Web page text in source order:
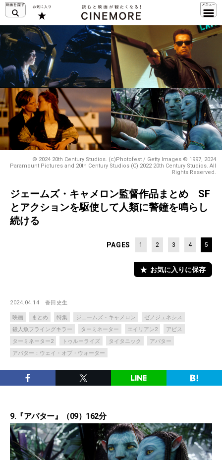
© 2024 20th Century Studios. (c)Photofest / Getty Images © 1997, 2024
Paramount Pictures and 20th Century Studios (C) 2022 20th Century Studios. All
Rights Reserved.
ジェームズ・キャメロン監督作品まとめ SF
とアクションを駆使して人類に警鐘を鳴らし
続ける
PAGES 1 2 3 4 5
お気に入りに保存
2024.04.14 香田史生
映画 まとめ 特集 ジェームズ・キャメロン
ゼノジェネシス
殺人魚フライングキラー
ターミネーター エイリアン2
アビス
ターミネーター2
トゥルーライズ タイタニック
アバター
アバター：ウェイ・オブ・ウォーター
9.『アバター』（09）162分